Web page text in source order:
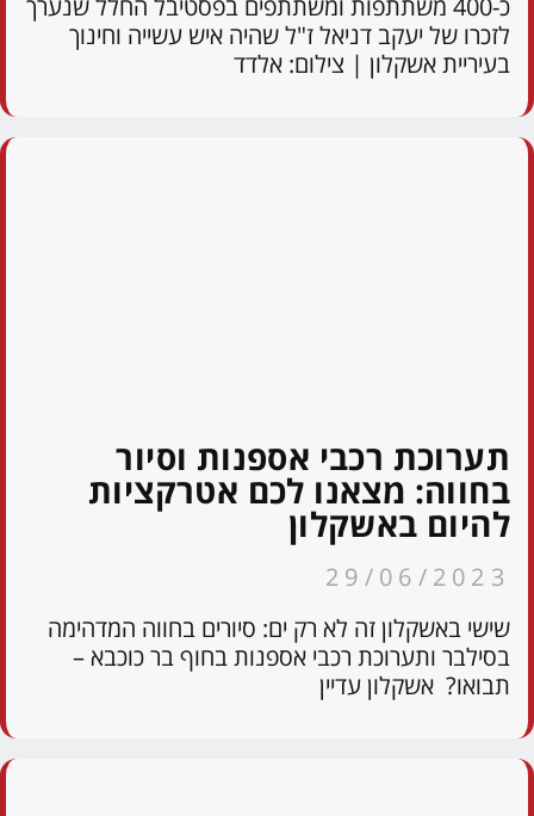
כ-400 משתתפות ומשתתפים בפסטיבל החלל שנערך
לזכרו של יעקב דניאל ז"ל שהיה איש עשייה וחינוך
בעיריית אשקלון | צילום: אלדד
תערוכת רכבי אספנות וסיור
בחווה: מצאנו לכם אטרקציות
להיום באשקלון
29/06/2023
שישי באשקלון זה לא רק ים: סיורים בחווה המדהימה
בסילבר ותערוכת רכבי אספנות בחוף בר כוכבא –
תבואו? אשקלון עדיין